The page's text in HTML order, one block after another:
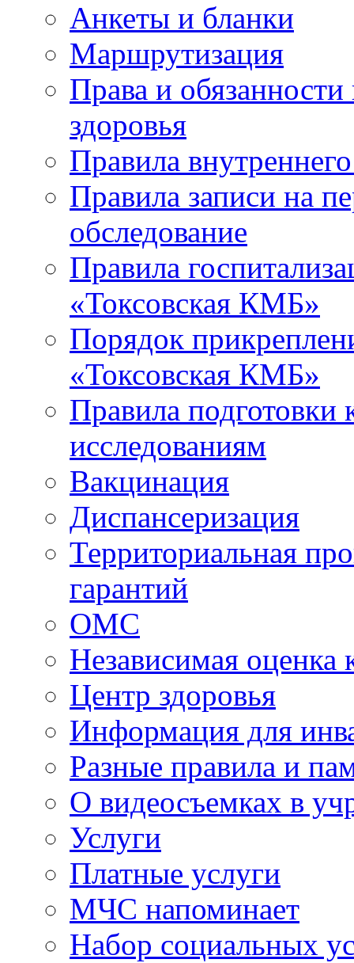
Анкеты и бланки
Маршрутизация
Права и
здоровья
Правила
Правила записи на
обследование
Правила
«Токсовская КМБ»
Порядок
«Токсовская КМБ»
Правила подготовки
исследованиям
Вакцинация
Диспансеризация
Территориальная
гарантий
ОМС
Независимая оценка
Центр здоровья
Информация для
Разные правила и
О видеосъемках в
Услуги
Платные услуги
МЧС напоминает
Набор социальных